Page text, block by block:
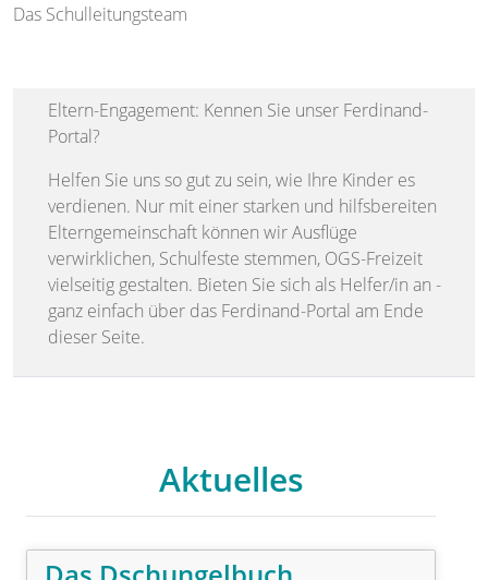
Das Schulleitungsteam
Eltern-Engagement: Kennen Sie unser Ferdinand-
Portal?
Helfen Sie uns so gut zu sein, wie Ihre Kinder es
verdienen. Nur mit einer starken und hilfsbereiten
Elterngemeinschaft können wir Ausflüge
verwirklichen, Schulfeste stemmen, OGS-Freizeit
vielseitig gestalten. Bieten Sie sich als Helfer/in an -
ganz einfach über das Ferdinand-Portal am Ende
dieser Seite.
Aktuelles